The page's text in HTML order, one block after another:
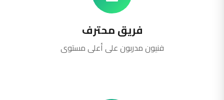
فريق محترف
فنيون مدربون على أعلى مستوى